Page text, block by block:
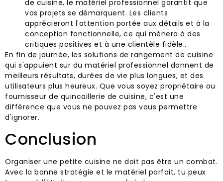
de cuisine, le matériel professionnel garantit que
vos projets se démarquent. Les clients
apprécieront l'attention portée aux détails et à la
conception fonctionnelle, ce qui mènera à des
critiques positives et à une clientèle fidèle..
En fin de journée, les solutions de rangement de cuisine
qui s'appuient sur du matériel professionnel donnent de
meilleurs résultats, durées de vie plus longues, et des
utilisateurs plus heureux. Que vous soyez propriétaire ou
fournisseur de quincaillerie de cuisine, c'est une
différence que vous ne pouvez pas vous permettre
d'ignorer.
Conclusion
Organiser une petite cuisine ne doit pas être un combat.
Avec la bonne stratégie et le matériel parfait, tu peux